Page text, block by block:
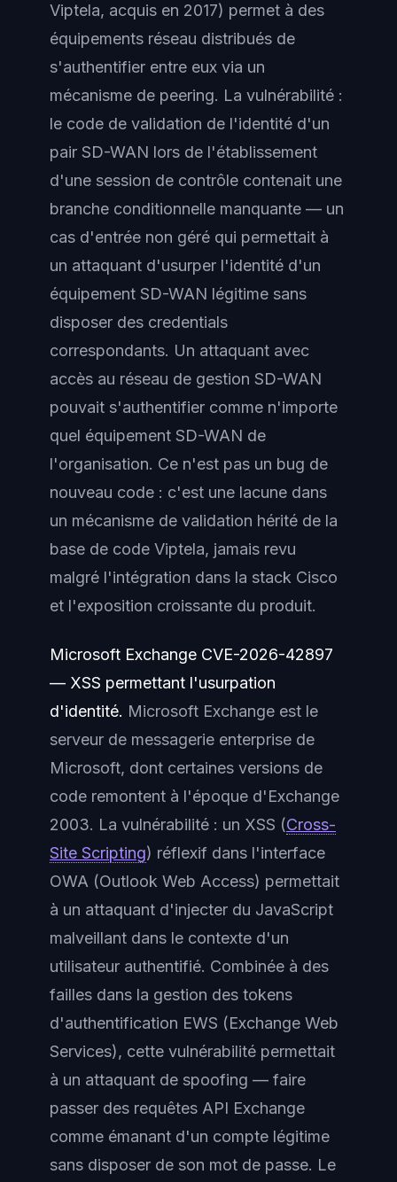
Viptela, acquis en 2017) permet à des
équipements réseau distribués de
s'authentifier entre eux via un
mécanisme de peering. La vulnérabilité :
le code de validation de l'identité d'un
pair SD-WAN lors de l'établissement
d'une session de contrôle contenait une
branche conditionnelle manquante — un
cas d'entrée non géré qui permettait à
un attaquant d'usurper l'identité d'un
équipement SD-WAN légitime sans
disposer des credentials
correspondants. Un attaquant avec
accès au réseau de gestion SD-WAN
pouvait s'authentifier comme n'importe
quel équipement SD-WAN de
l'organisation. Ce n'est pas un bug de
nouveau code : c'est une lacune dans
un mécanisme de validation hérité de la
base de code Viptela, jamais revu
malgré l'intégration dans la stack Cisco
et l'exposition croissante du produit.
Microsoft Exchange CVE-2026-42897
— XSS permettant l'usurpation
d'identité. Microsoft Exchange est le
serveur de messagerie enterprise de
Microsoft, dont certaines versions de
code remontent à l'époque d'Exchange
2003. La vulnérabilité : un XSS (Cross-
Site Scripting) réflexif dans l'interface
OWA (Outlook Web Access) permettait
à un attaquant d'injecter du JavaScript
malveillant dans le contexte d'un
utilisateur authentifié. Combinée à des
failles dans la gestion des tokens
d'authentification EWS (Exchange Web
Services), cette vulnérabilité permettait
à un attaquant de spoofing — faire
passer des requêtes API Exchange
comme émanant d'un compte légitime
sans disposer de son mot de passe. Le